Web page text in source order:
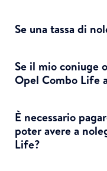
Se una tassa di
Se il mio coniuge
Opel Combo Life
È necessario
poter avere a
Life?